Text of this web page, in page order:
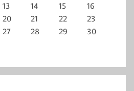
13 14 15
16
20 21 22
23
27 28 29
30